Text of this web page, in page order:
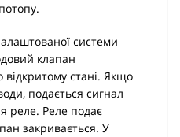
системи
клапан
стані. Якщо
подається сигнал
реле. Реле подає
закривається. У